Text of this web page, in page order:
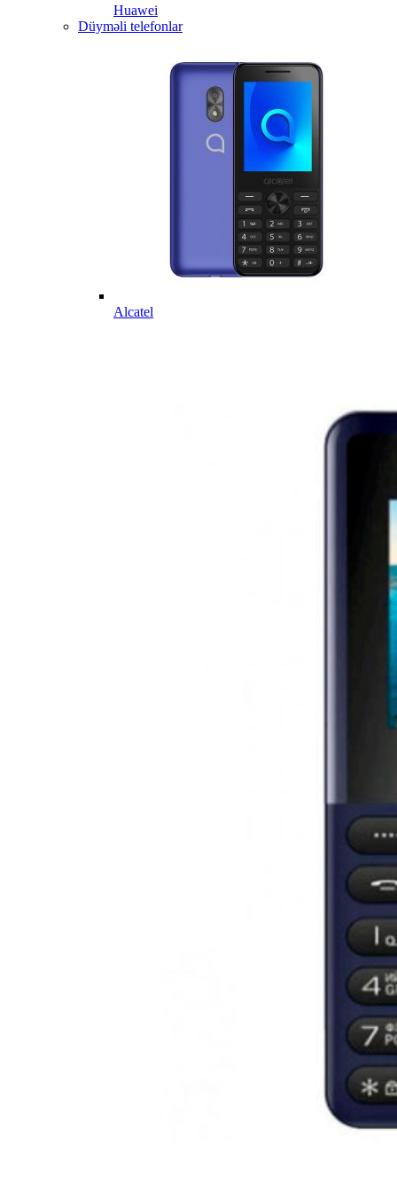
Huawei
Düyməli telefonlar
Alcatel